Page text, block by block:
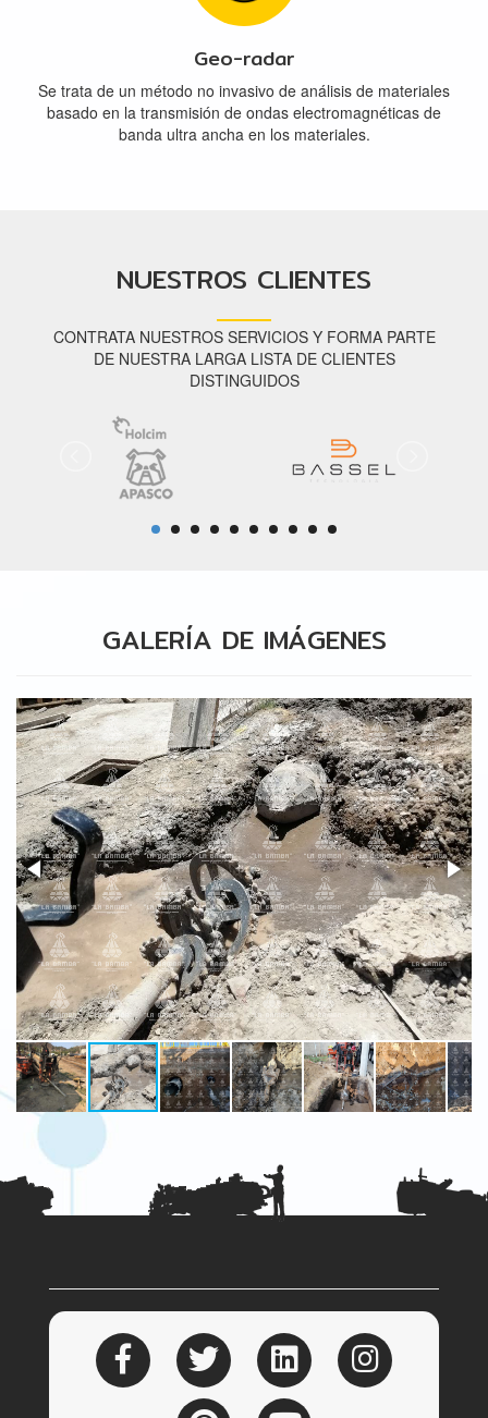
Geo-radar
Se trata de un método no invasivo de análisis de materiales
basado en la transmisión de ondas electromagnéticas de
banda ultra ancha en los materiales.
NUESTROS CLIENTES
CONTRATA NUESTROS SERVICIOS Y FORMA PARTE
DE NUESTRA LARGA LISTA DE CLIENTES
DISTINGUIDOS
GALERÍA DE IMÁGENES